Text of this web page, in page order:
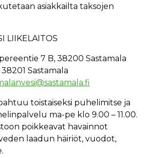
asiakkailta taksojen
LIIKELAITOS
7 B, 38200 Sastamala
Sastamala
toistaiseksi puhelimitse ja
ma-pe klo 9.00 – 11.00.
poikkeavat havainnot
laadun häiriöt, vuodot,